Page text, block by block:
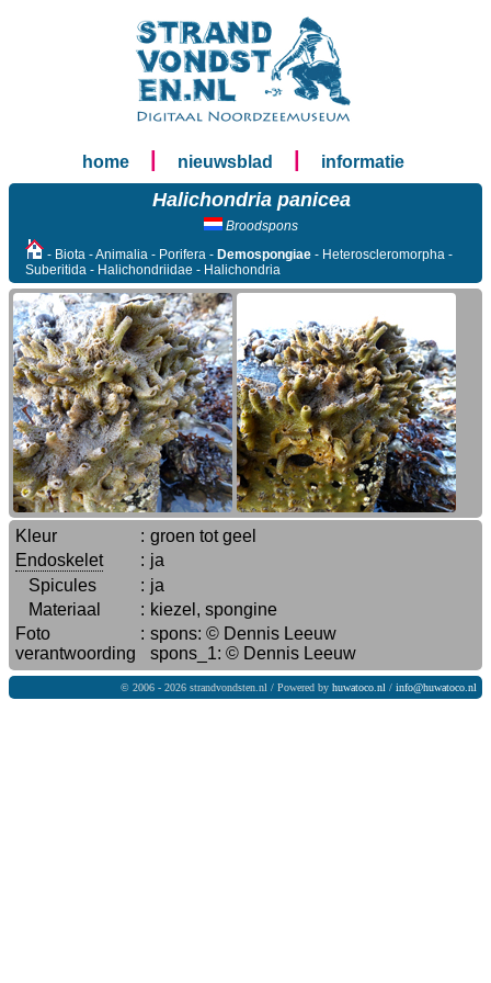
home nieuwsblad informatie
Halichondria panicea
Broodspons
- Biota - Animalia - Porifera - Demospongiae - Heteroscleromorpha -
Suberitida - Halichondriidae - Halichondria
Kleur : groen tot geel
Endoskelet
: ja
Spicules
: ja
Materiaal
: kiezel, spongine
Foto
verantwoording
: spons: © Dennis Leeuw
spons_1: © Dennis Leeuw
© 2006 - 2026 strandvondsten.nl / Powered by huwatoco.nl / info@huwatoco.nl